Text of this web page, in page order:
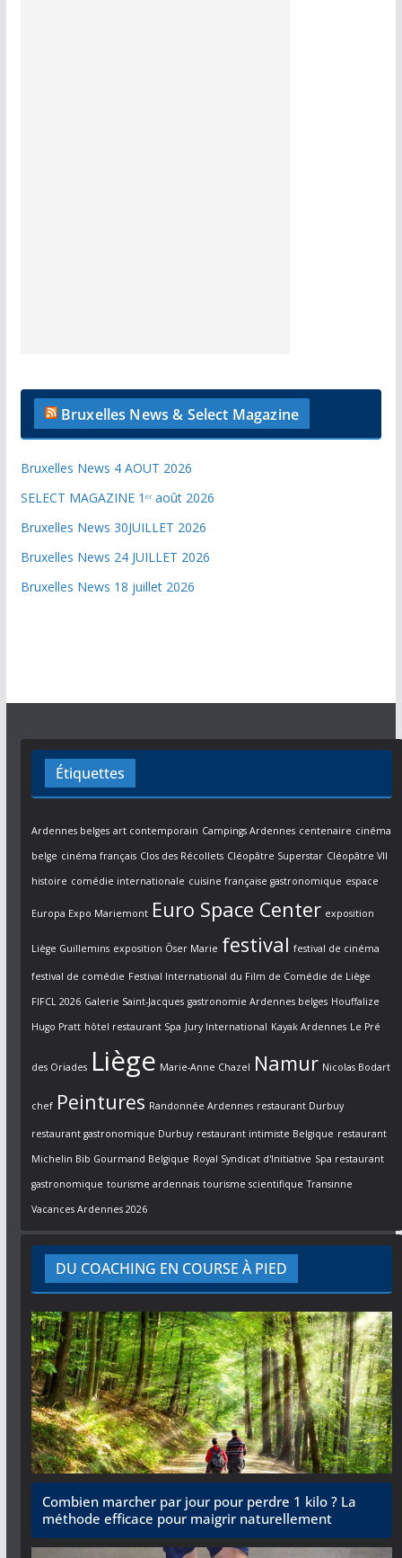
Bruxelles News & Select Magazine
Bruxelles News 4 AOUT 2026
SELECT MAGAZINE 1ᵉʳ août 2026
Bruxelles News 30JUILLET 2026
Bruxelles News 24 JUILLET 2026
Bruxelles News 18 juillet 2026
Étiquettes
Ardennes belges art contemporain Campings Ardennes centenaire cinéma
belge cinéma français Clos des Récollets Cléopâtre Superstar Cléopâtre VII
histoire comédie internationale cuisine française gastronomique espace
Europa Expo Mariemont Euro Space Center exposition
Liège Guillemins exposition Ôser Marie festival festival de cinéma
festival de comédie Festival International du Film de Comédie de Liège
FIFCL 2026 Galerie Saint-Jacques gastronomie Ardennes belges Houffalize
Hugo Pratt hôtel restaurant Spa Jury International Kayak Ardennes Le Pré
des Oriades Liège Marie-Anne Chazel Namur Nicolas Bodart
chef Peintures Randonnée Ardennes restaurant Durbuy
restaurant gastronomique Durbuy restaurant intimiste Belgique restaurant
Michelin Bib Gourmand Belgique Royal Syndicat d'Initiative Spa restaurant
gastronomique tourisme ardennais tourisme scientifique Transinne
Vacances Ardennes 2026
DU COACHING EN COURSE À PIED
Combien marcher par jour pour perdre 1 kilo ? La
méthode efficace pour maigrir naturellement